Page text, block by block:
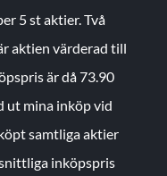
5 st aktier.Två
aktien värderad till
är då 73.90
ut mina inköp vid
samtliga aktier
inköpspris